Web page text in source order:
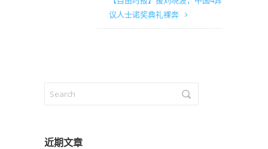
议人士诺奖典礼裸奔
近期文章